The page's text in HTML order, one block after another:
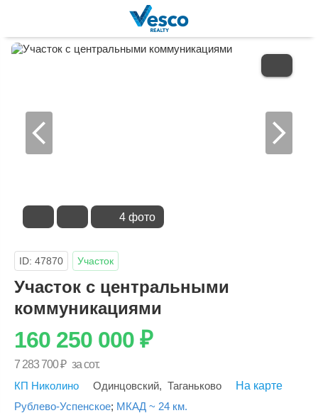
4 фото
ID: 47870 Участок
Участок с центральными
коммуникациями
160 250 000 ₽
7 283 700₽ за сот.
КП Николино
Одинцовский, Таганьково
На карте
Рублево-Успенское; МКАД ~ 24 км.